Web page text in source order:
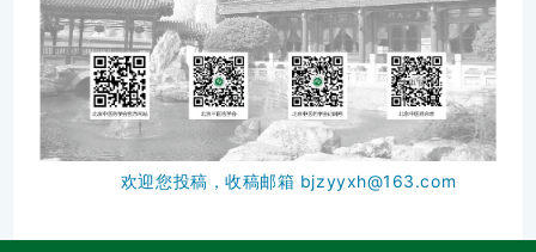
欢迎您投稿，收稿邮箱 bjzyyxh@163.com